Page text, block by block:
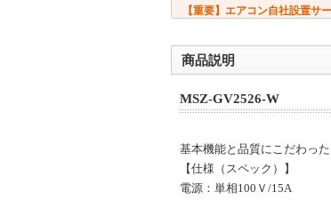
【重要】エアコン自社設置サ
てしまい誠に申し訳ございま
現在、店頭お引き取りは休止
【重要】在庫表記に関しまして
システム上、ご注文手続きを
ます。 納期目安につきまして
商品説明
MSZ-GV2526-W
基本機能と品質にこだわっ
【仕様（スペック）】
電源：単相100Ｖ/15A